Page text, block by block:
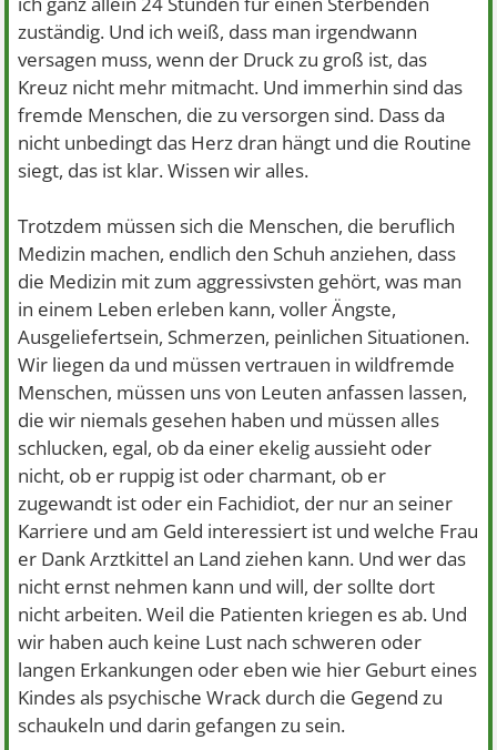
zuständig. Und ich weiß, dass man irgendwann
versagen muss, wenn der Druck zu groß ist, das
Kreuz nicht mehr mitmacht. Und immerhin sind das
fremde Menschen, die zu versorgen sind. Dass da
nicht unbedingt das Herz dran hängt und die Routine
siegt, das ist klar. Wissen wir alles.
Trotzdem müssen sich die Menschen, die beruflich
Medizin machen, endlich den Schuh anziehen, dass
die Medizin mit zum aggressivsten gehört, was man
in einem Leben erleben kann, voller Ängste,
Ausgeliefertsein, Schmerzen, peinlichen Situationen.
Wir liegen da und müssen vertrauen in wildfremde
Menschen, müssen uns von Leuten anfassen lassen,
die wir niemals gesehen haben und müssen alles
schlucken, egal, ob da einer ekelig aussieht oder
nicht, ob er ruppig ist oder charmant, ob er
zugewandt ist oder ein Fachidiot, der nur an seiner
Karriere und am Geld interessiert ist und welche Frau
er Dank Arztkittel an Land ziehen kann. Und wer das
nicht ernst nehmen kann und will, der sollte dort
nicht arbeiten. Weil die Patienten kriegen es ab. Und
wir haben auch keine Lust nach schweren oder
langen Erkankungen oder eben wie hier Geburt eines
Kindes als psychische Wrack durch die Gegend zu
schaukeln und darin gefangen zu sein.